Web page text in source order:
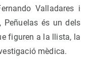
Valladares i
Peñuelas és un dels
figuren a la llista, la
mèdica.